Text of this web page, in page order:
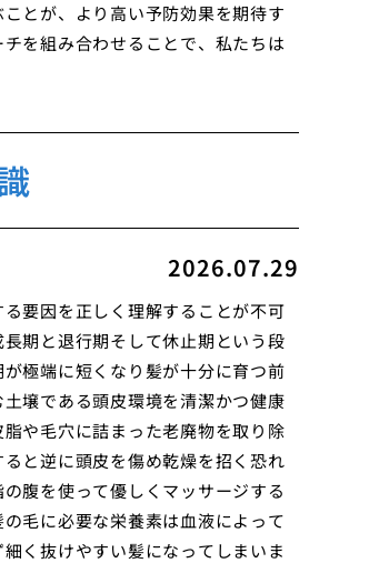
とが、より高い予防効果を期待す
を組み合わせることで、私たちは
2026.07.29
要因を正しく理解することが不可
期と退行期そして休止期という段
極端に短くなり髪が十分に育つ前
壌である頭皮環境を清潔かつ健康
や毛穴に詰まった老廃物を取り除
と逆に頭皮を傷め乾燥を招く恐れ
腹を使って優しくマッサージする
毛に必要な栄養素は血液によって
く抜けやすい髪になってしまいま